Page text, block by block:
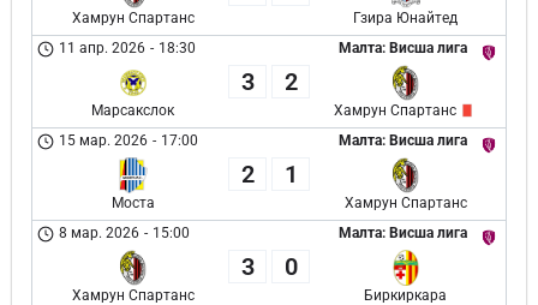
Хамрун Спартанс
Гзира Юнайтед
Малта: Висша лига
11 апр. 2026 - 18:30
Марсакслок
3 2
Хамрун Спартанс
Малта: Висша лига
15 мар. 2026 - 17:00
Моста
2 1
Хамрун Спартанс
Малта: Висша лига
8 мар. 2026 - 15:00
Хамрун Спартанс
3 0
Биркиркара